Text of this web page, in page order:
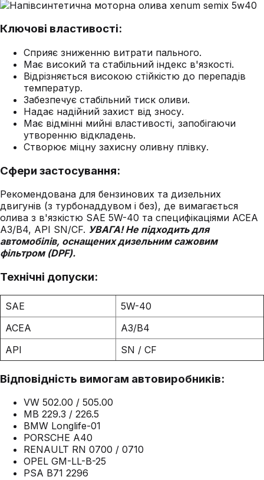
Ключові властивості:
Сприяє зниженню витрати пального.
Має високий та стабільний індекс в'язкості.
Відрізняється високою стійкістю до перепадів
температур.
Забезпечує стабільний тиск оливи.
Надає надійний захист від зносу.
Має відмінні мийні властивості, запобігаючи
утворенню відкладень.
Створює міцну захисну оливну плівку.
Сфери застосування:
Рекомендована для бензинових та дизельних
двигунів (з турбонаддувом і без), де вимагається
олива з в'язкістю SAE 5W-40 та специфікаціями ACEA
A3/B4, API SN/CF. УВАГА! Не підходить для
автомобілів, оснащених дизельним сажовим
фільтром (DPF).
Технічні допуски:
SAE
5W-40
ACEA
A3/B4
API
SN / CF
Відповідність вимогам автовиробників:
VW 502.00 / 505.00
MB 229.3 / 226.5
BMW Longlife-01
PORSCHE A40
RENAULT RN 0700 / 0710
OPEL GM-LL-B-25
PSA B71 2296